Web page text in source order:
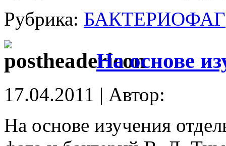
Рубрика: БАКТЕРИОФАГ
На основе
17.04.2011 | Автор:
На основе изучения